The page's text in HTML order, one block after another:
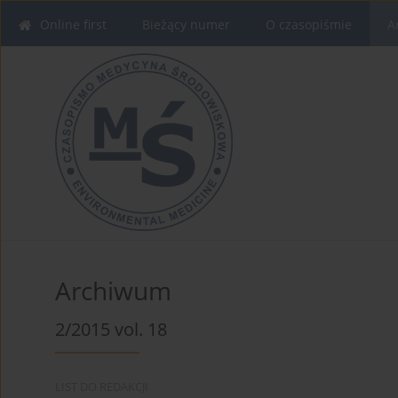
Online first Bieżący numer O czasopiśmie
Archiwum
2/2015 vol. 18